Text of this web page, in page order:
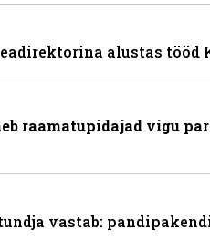
alustas tööd
raamatupidajad vigu
vastab: